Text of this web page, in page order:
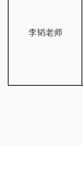
李韬老师